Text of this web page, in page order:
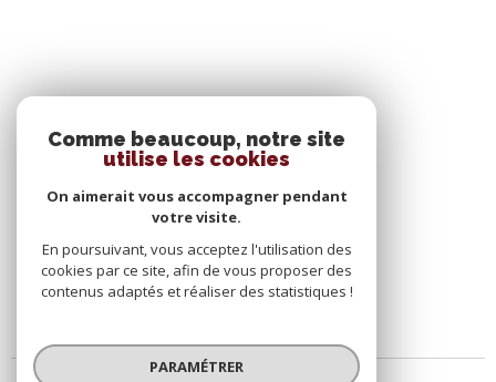
Comme beaucoup, notre site
utilise les cookies
On aimerait vous accompagner pendant
votre visite.
En poursuivant, vous acceptez l'utilisation des
cookies par ce site, afin de vous proposer des
contenus adaptés et réaliser des statistiques !
PARAMÉTRER